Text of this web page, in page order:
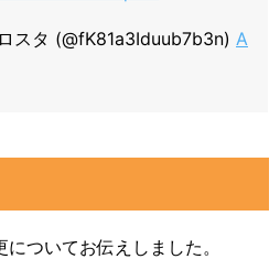
スタ (@fK81a3Iduub7b3n) A
ついてお伝えしました。